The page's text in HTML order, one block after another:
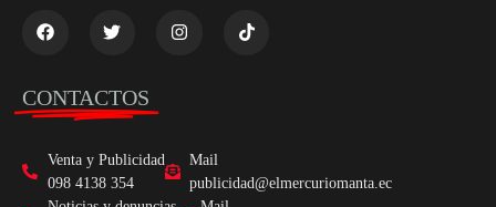
CONTACTOS
Venta y Publicidad
098 4138 354
Mail
publicidad@elmercuriomanta.ec